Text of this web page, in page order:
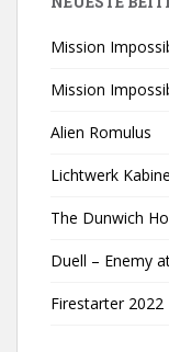
Mission
Mission
Alien Romulus
Lichtwerk
The Dunwich
Duell – Enemy
Firestarter 2022